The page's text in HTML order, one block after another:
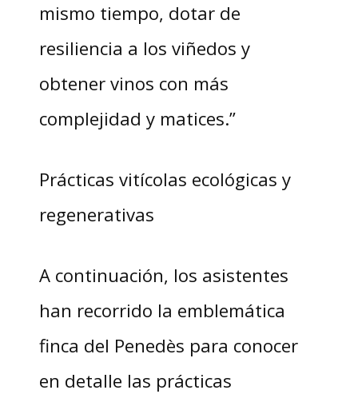
mismo tiempo, dotar de
resiliencia a los viñedos y
obtener vinos con más
complejidad y matices.”
Prácticas vitícolas ecológicas y
regenerativas
A continuación, los asistentes
han recorrido la emblemática
finca del Penedès para conocer
en detalle las prácticas